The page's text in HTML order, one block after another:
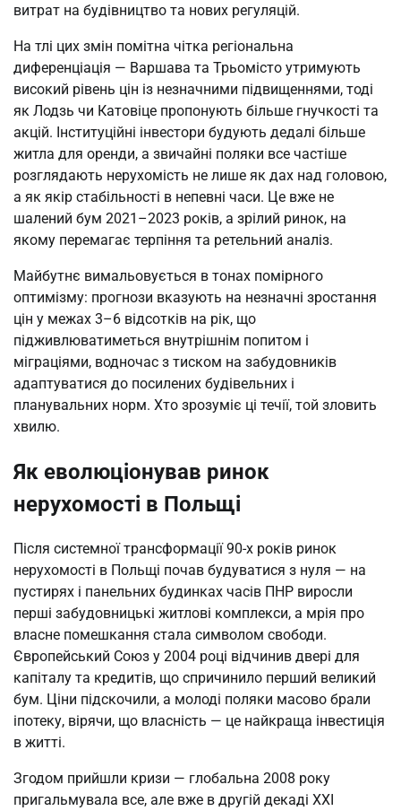
витрат на будівництво та нових регуляцій.
На тлі цих змін помітна чітка регіональна
диференціація — Варшава та Трьомісто утримують
високий рівень цін із незначними підвищеннями, тоді
як Лодзь чи Катовіце пропонують більше гнучкості та
акцій. Інституційні інвестори будують дедалі більше
житла для оренди, а звичайні поляки все частіше
розглядають нерухомість не лише як дах над головою,
а як якір стабільності в непевні часи. Це вже не
шалений бум 2021–2023 років, а зрілий ринок, на
якому перемагає терпіння та ретельний аналіз.
Майбутнє вимальовується в тонах помірного
оптимізму: прогнози вказують на незначні зростання
цін у межах 3–6 відсотків на рік, що
підживлюватиметься внутрішнім попитом і
міграціями, водночас з тиском на забудовників
адаптуватися до посилених будівельних і
планувальних норм. Хто зрозуміє ці течії, той зловить
хвилю.
Як еволюціонував ринок
нерухомості в Польщі
Після системної трансформації 90-х років ринок
нерухомості в Польщі почав будуватися з нуля — на
пустирях і панельних будинках часів ПНР виросли
перші забудовницькі житлові комплекси, а мрія про
власне помешкання стала символом свободи.
Європейський Союз у 2004 році відчинив двері для
капіталу та кредитів, що спричинило перший великий
бум. Ціни підскочили, а молоді поляки масово брали
іпотеку, вірячи, що власність — це найкраща інвестиція
в житті.
Згодом прийшли кризи — глобальна 2008 року
пригальмувала все, але вже в другій декаді XXI